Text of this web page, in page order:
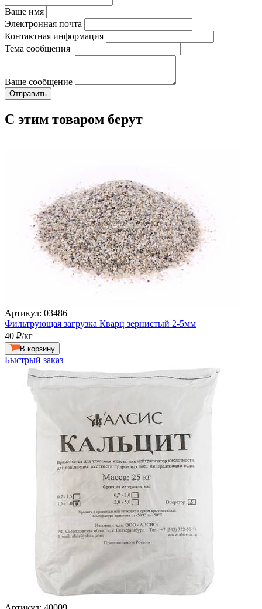
Ваше имя
Электронная почта
Контактная информация
Тема сообщения
Ваше сообщение
С этим товаром берут
Артикул: 03486
Фильтрующая загрузка Кварц зернистый 2-5мм
40 ₽/кг
В корзину
Быстрый заказ